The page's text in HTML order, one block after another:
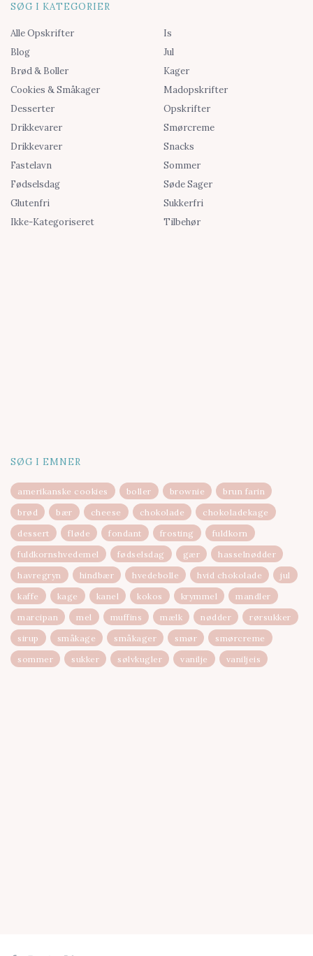
SØG I KATEGORIER
Alle Opskrifter
Blog
Brød & Boller
Cookies & Småkager
Desserter
Drikkevarer
Drikkevarer
Fastelavn
Fødselsdag
Glutenfri
Ikke-Kategoriseret
Is
Jul
Kager
Madopskrifter
Opskrifter
Smørcreme
Snacks
Sommer
Søde Sager
Sukkerfri
Tilbehør
SØG I EMNER
amerikanske cookies boller brownie
brun farin
brød
bær cheese chokolade
chokoladekage
dessert
fløde fondant frosting
fuldkorn
fuldkornshvedemel
fødselsdag gær
hasselnødder
havregryn
hindbær hvedebolle hvid chokolade
jul
kaffe
kage kanel kokos krymmel
mandler
marcipan
mel muffins mælk nødder
rørsukker
sirup
småkage småkager smør
smørcreme
sommer
sukker sølvkugler vanilje vaniljeis